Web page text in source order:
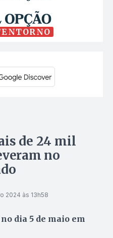
de 24 mil
no
2024 às 13h58
dia 5 de maio em